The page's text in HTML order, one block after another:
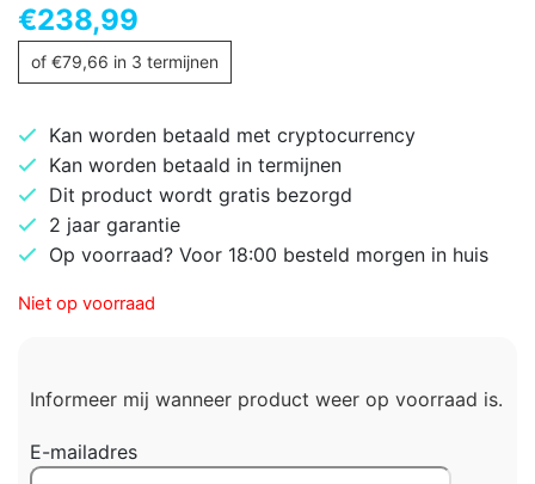
€238,99
of €79,66 in 3 termijnen
Kan worden betaald met cryptocurrency
Kan worden betaald in termijnen
Dit product wordt gratis bezorgd
2 jaar garantie
Op voorraad? Voor 18:00 besteld morgen in huis
Niet op voorraad
Informeer mij wanneer product weer op voorraad is.
E-mailadres